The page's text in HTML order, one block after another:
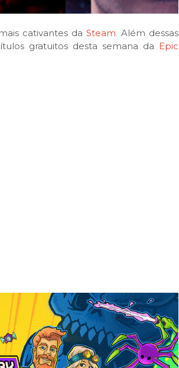
cativantes daSteam. Além dessas
gratuitos desta semana da Epic